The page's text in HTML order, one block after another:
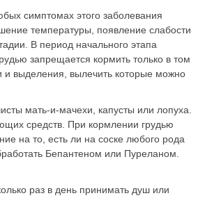
симптомах этого заболевания
температуры, появление слабости
В период начального этапа
запрещается кормить только в том
и выделения, вылечить которые можно
мать-и-мачехи, капусты или лопуха.
средств. При кормлении грудью
на то, есть ли на соске любого рода
Бепантеном или Пуреланом.
раз в день принимать душ или